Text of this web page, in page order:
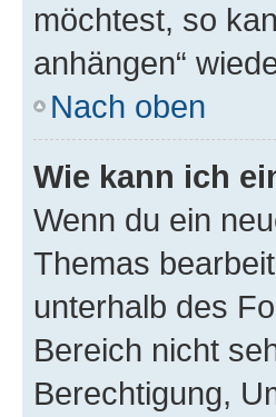
möchtest, so
anhängen“
Nach oben
Wie kann ich
Wenn du ein
Themas
unterhalb des
Bereich nicht
Berechtigung,